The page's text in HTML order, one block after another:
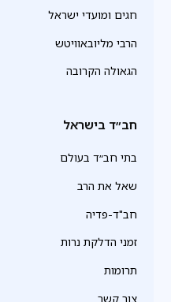
חגים ומועדי ישראל
הרבי מליובאוויטש
הגאולה הקרובה
חב״ד בישראל
בתי חב״ד בעולם
שאל את הרב
חב"ד-פדיה
זמני הדלקת נרות
תרומות
צור קשר